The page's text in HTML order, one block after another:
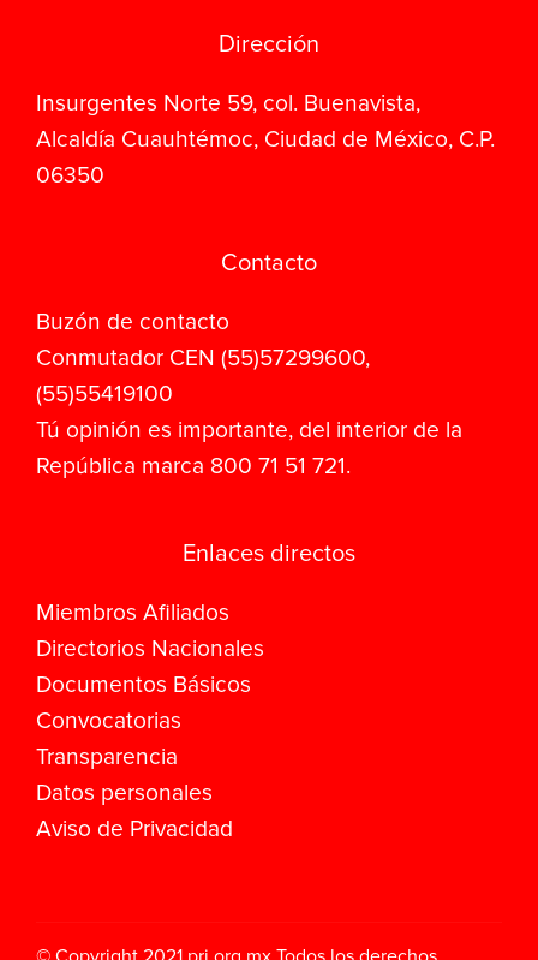
Dirección
Insurgentes Norte 59, col. Buenavista,
Alcaldía Cuauhtémoc, Ciudad de México, C.P.
06350
Contacto
Buzón de contacto
Conmutador CEN (55)57299600,
(55)55419100
Tú opinión es importante, del interior de la
República marca 800 71 51 721.
Enlaces directos
Miembros Afiliados
Directorios Nacionales
Documentos Básicos
Convocatorias
Transparencia
Datos personales
Aviso de Privacidad